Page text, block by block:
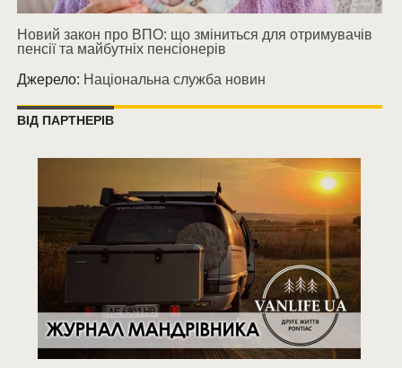
Новий закон про ВПО: що зміниться для отримувачів
пенсії та майбутніх пенсіонерів
Джерело: Національна служба новин
ВІД ПАРТНЕРІВ